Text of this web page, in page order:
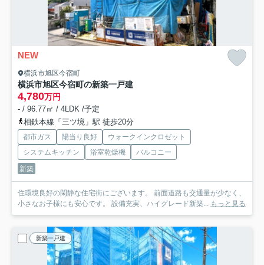
NEW
横浜市旭区今宿町
横浜市旭区今宿町の新築一戸建
4,780万円
- / 96.77㎡ / 4LDK /予定
相鉄本線「三ツ境」駅 徒歩20分
都市ガス 陽当り良好
ウォークインクロゼット
システムキッチン
浴室乾燥機
バルコニー
新築
住環境良好の閑静な住宅街にございます。 前面道路も交通量が少なく、
小さなお子様にも安心です。 設備充実、ハイグレード新築... もっと見る
新築一戸建